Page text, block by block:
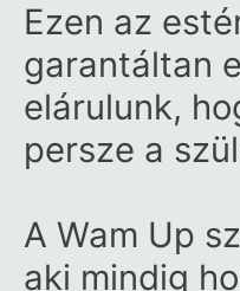
Ezen az
garantáltan
elárulunk,
persze a
A Wam Up
aki mindig